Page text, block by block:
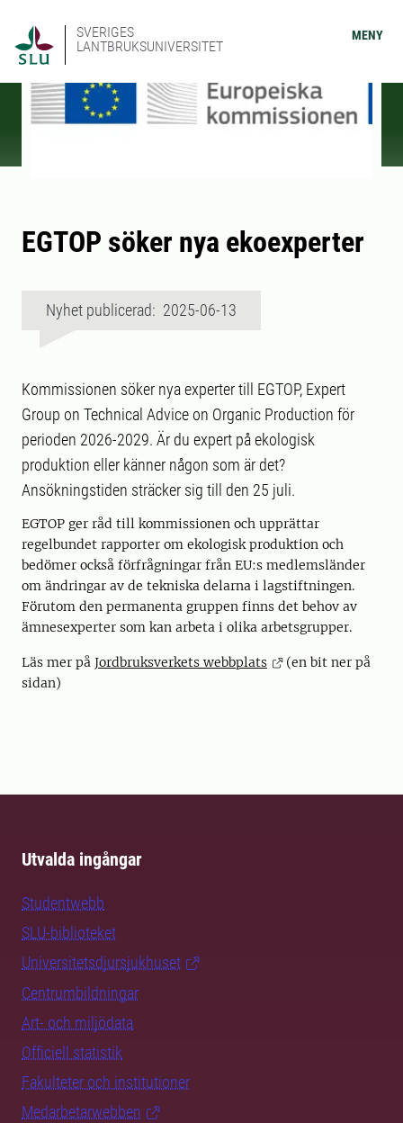
SVERIGES
LANTBRUKSUNIVERSITET
MENY
EGTOP söker nya ekoexperter
Nyhet publicerad: 2025-06-13
Kommissionen söker nya experter till EGTOP, Expert
Group on Technical Advice on Organic Production för
perioden 2026-2029. Är du expert på ekologisk
produktion eller känner någon som är det?
Ansökningstiden sträcker sig till den 25 juli.
EGTOP ger råd till kommissionen och upprättar
regelbundet rapporter om ekologisk produktion och
bedömer också förfrågningar från EU:s medlemsländer
om ändringar av de tekniska delarna i lagstiftningen.
Förutom den permanenta gruppen finns det behov av
ämnesexperter som kan arbeta i olika arbetsgrupper.
Läs mer på Jordbruksverkets webbplats
(en bit ner på
sidan)
Utvalda ingångar
Studentwebb
SLU-biblioteket
Universitetsdjursjukhuset
Centrumbildningar
Art- och miljödata
Officiell statistik
Fakulteter och institutioner
Medarbetarwebben